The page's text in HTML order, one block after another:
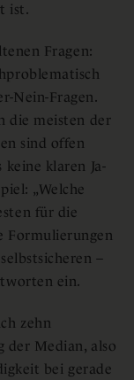
ist.
Fragen:
Nein-Fragen.
die meisten der
sind offen
klaren Ja-
„Welche
für die
Formulierungen
–
ein.
zehn
der Median, also
bei gerade